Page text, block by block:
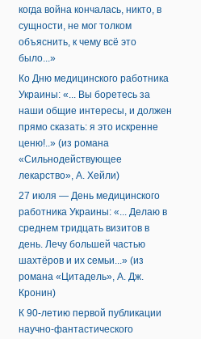
когда война кончалась, никто, в
сущности, не мог толком
объяснить, к чему всё это
было...»
Ко Дню медицинского работника
Украины: «... Вы боретесь за
наши общие интересы, и должен
прямо сказать: я это искренне
ценю!..» (из романа
«Сильнодействующее
лекарство», А. Хейли)
27 июля — День медицинского
работника Украины: «... Делаю в
среднем тридцать визитов в
день. Лечу большей частью
шахтёров и их семьи...» (из
романа «Цитадель», А. Дж.
Кронин)
К 90-летию первой публикации
научно-фантастического